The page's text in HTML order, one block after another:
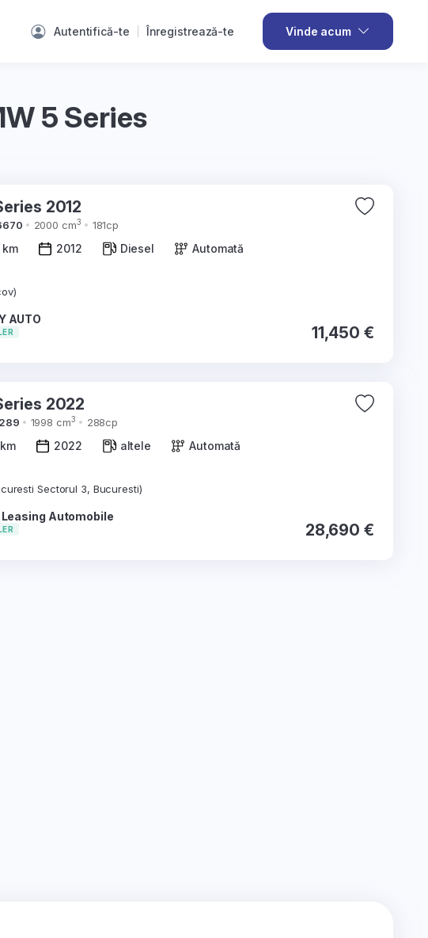
Autentifică-te Înregistrează-te Vinde acum
5 Series
BMW 5 Series 2012
2000 cm3 181cp
2012 Diesel Automată
AUTO
11,450 €
BMW 5 Series 2022
1998 cm3 288cp
2022 altele Automată
Sectorul 3, Bucuresti)
Leasing Automobile
28,690 €